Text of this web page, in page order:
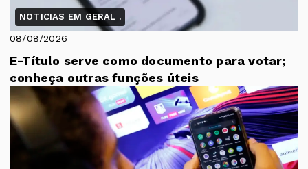
NOTICIAS EM GERAL .
08/08/2026
E-Título serve como documento para votar;
conheça outras funções úteis